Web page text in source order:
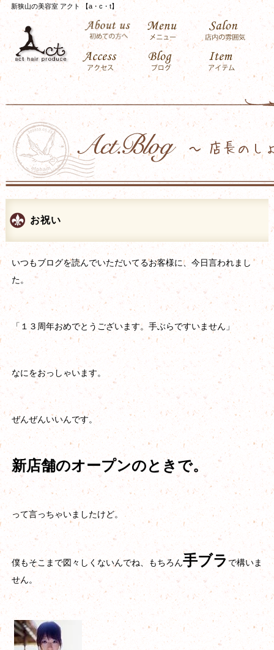
新狭山の美容室 アクト 【a・c・t】
お祝い
いつもブログを読んでいただいてるお客様に、今日言われまし
た。
「１３周年おめでとうございます。手ぶらですいません」
なにをおっしゃいます。
ぜんぜんいいんです。
新店舗のオープンのときで。
って言っちゃいましたけど。
僕もそこまで図々しくないんでね、もちろん手ブラ で構いま
せん。